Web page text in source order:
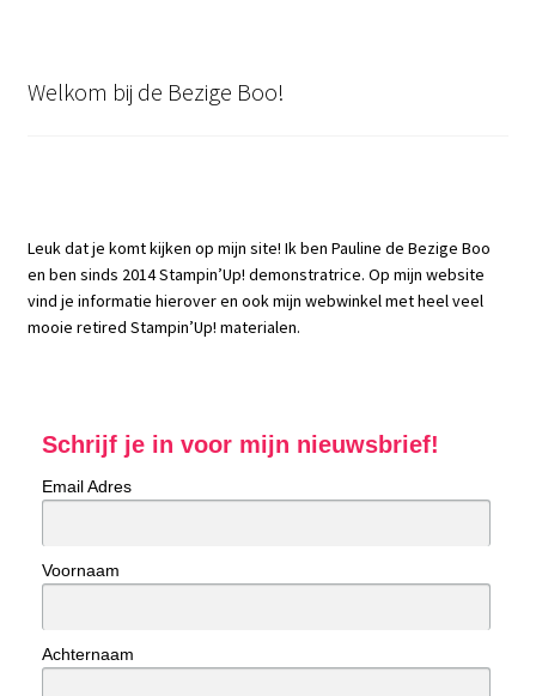
Welkom bij de Bezige Boo!
Leuk dat je komt kijken op mijn site! Ik ben Pauline de Bezige Boo
en ben sinds 2014 Stampin’Up! demonstratrice. Op mijn website
vind je informatie hierover en ook mijn webwinkel met heel veel
mooie retired Stampin’Up! materialen.
Schrijf je in voor mijn nieuwsbrief!
Email Adres
Voornaam
Achternaam